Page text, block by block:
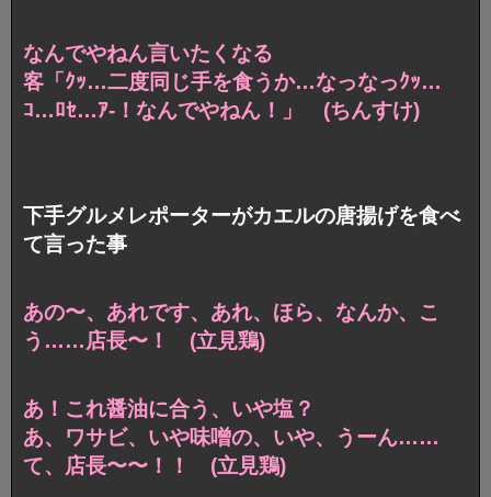
なんでやねん言いたくなる
客「ｸｯ…二度同じ手を食うか…なっなっｸｯ…
ｺ…ﾛｾ…ｱ-！なんでやねん！」 (ちんすけ)
下手グルメレポーターがカエルの唐揚げを食べ
て言った事
あの〜、あれです、あれ、ほら、なんか、こ
う……店長〜！ (立見鶏)
あ！これ醤油に合う、いや塩？
あ、ワサビ、いや味噌の、いや、うーん……
て、店長〜〜！！ (立見鶏)